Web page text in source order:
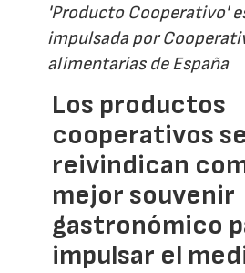
'Producto Cooperativo'
impulsada por
alimentarias de España
Los productos
cooperativos se
reivindican
mejor souvenir
gastronómico
impulsar el